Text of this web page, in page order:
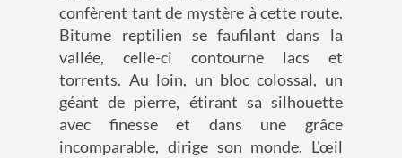
confèrent tant de mystère à cette route.
Bitume reptilien se faufilant dans la
vallée, celle-ci contourne lacs et
torrents. Au loin, un bloc colossal, un
géant de pierre, étirant sa silhouette
avec finesse et dans une grâce
incomparable, dirige son monde. L'œil